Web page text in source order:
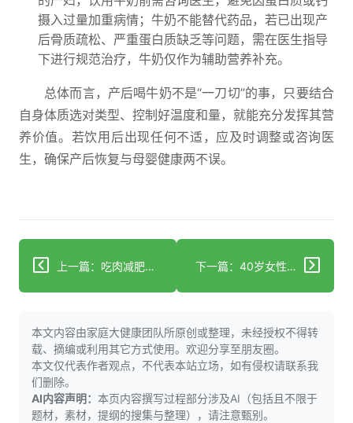
摄入过量加重病情；牛奶不能替代药品，若已出现产
后骨质疏松、严重蛋白质缺乏等问题，需在医生指导
下进行规范治疗，牛奶仅作为辅助营养补充。
总体而言，产后喝牛奶不是“一刀切”的事，只要结合
自身体质选对类型、控制好温度和量，就能充分发挥其营
养价值。若饮用后出现任何不适，应及时调整或咨询医
生，确保产后恢复与母婴健康两不误。
上一篇：吃肉减肥法真的能瘦？肥胖人群需警惕这些危害 下一篇：40岁女性科学减肥：综合方案帮你稳代谢控体重降风险
本文内容由家庭大健康团队所原创或整理，未经授权不得转
载、摘编或利用其它方式使用。欢迎分享至朋友圈。
本文仅代表作者观点，不代表本站立场，如有侵权请联系我
们删除。
AI内容声明： 本页内容撰写过程部分涉及AI（包括且不限于
题材，素材，提纲的搜集与整理），请注意甄别。